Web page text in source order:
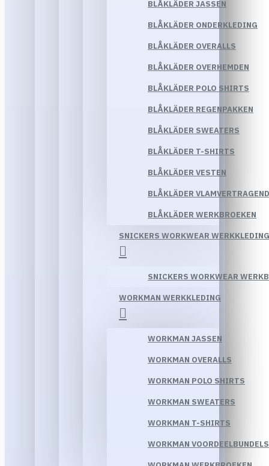
BLÅKLÄDER JASSEN
BLÅKLÄDER ONDERKLEDING
BLÅKLÄDER OVERALLS
BLÅKLÄDER OVERHEMDEN
BLÅKLÄDER POLO SHIRTS
BLÅKLÄDER REGENPAKKEN
BLÅKLÄDER SWEATERS
BLÅKLÄDER T-SHIRTS
BLÅKLÄDER VESTEN
BLÅKLÄDER
BLÅKLÄDER WERKBROEKEN
SNICKERS WORKWEAR WERKKLEDING
SNICKERS WORKWEAR
WORKMAN WERKKLEDING
WORKMAN JASSEN
WORKMAN OVERALLS
WORKMAN POLO SHIRTS
WORKMAN SWEATERS
WORKMAN T-SHIRTS
WORKMAN VOORDEELBUNDELS